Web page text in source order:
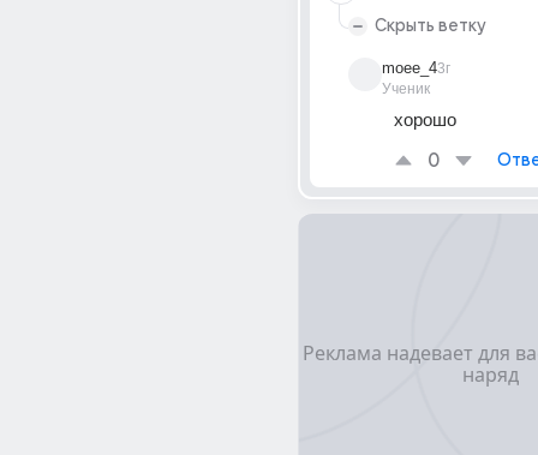
Скрыть ветку
moee_4
Ученик
3г
хорошо
0